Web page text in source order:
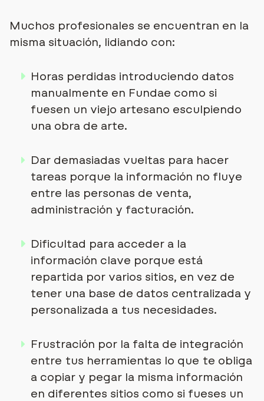
Muchos profesionales se encuentran en la
misma situación, lidiando con:
Horas perdidas introduciendo datos
manualmente en Fundae como si
fuesen un viejo artesano esculpiendo
una obra de arte.
Dar demasiadas vueltas para hacer
tareas porque la información no fluye
entre las personas de venta,
administración y facturación.
Dificultad para acceder a la
información clave porque está
repartida por varios sitios, en vez de
tener una base de datos centralizada y
personalizada a tus necesidades.
Frustración por la falta de integración
entre tus herramientas lo que te obliga
a copiar y pegar la misma información
en diferentes sitios como si fueses un